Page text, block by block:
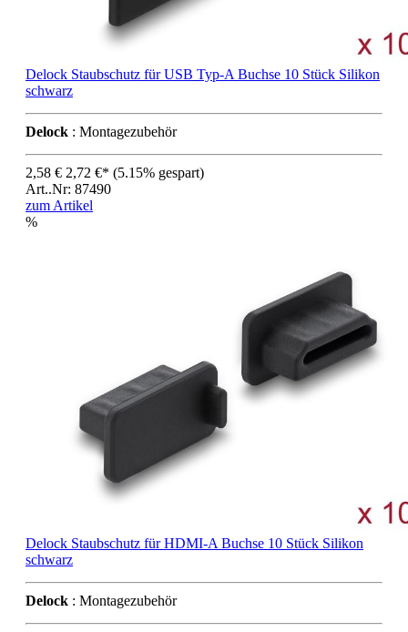
Delock Staubschutz für USB Typ-A Buchse 10 Stück Silikon
schwarz
Delock : Montagezubehör
2,58 € 2,72 €* (5.15% gespart)
Art..Nr: 87490
zum Artikel
%
Delock Staubschutz für HDMI-A Buchse 10 Stück Silikon
schwarz
Delock : Montagezubehör